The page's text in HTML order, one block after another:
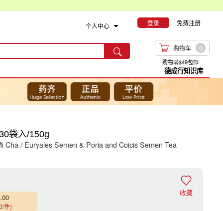
个人中心 登录 免费注册
  购物车 0
购物满$49包邮
德成行知识库
袋入/150g
Cha / Euryales Semen & Poria and Coicis Semen Tea
件)

收藏